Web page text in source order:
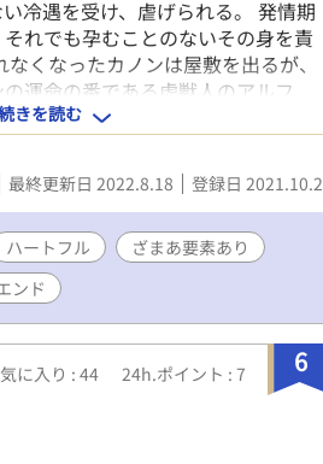
冷遇を受け、虐げられる。 発情期
れでも孕むことのないその身を責
くなったカノンは屋敷を出るが、
運命の番である虎獣人のアルフ
と番になって、世界一のお尋ね者に
と草食。禁断を超えた愛の行方は
常に喜びます。
きを読む
最終更新日 2022.8.18 登録日 2021.10.2
ハートフル
ざまあ要素あり
ンド
6
に入り : 44 24h.ポイント : 7